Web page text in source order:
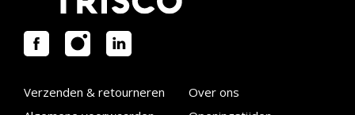
Verzenden & retourneren
Over ons